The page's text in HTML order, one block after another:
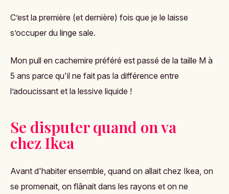
C’est la première (et dernière) fois que je le laisse
s’occuper du linge sale.
Mon pull en cachemire préféré est passé de la taille M à
5 ans parce qu'il ne fait pas la différence entre
l’adoucissant et la lessive liquide !
Se disputer quand on va
chez Ikea
Avant d'habiter ensemble, quand on allait chez Ikea, on
se promenait, on flânait dans les rayons et on ne